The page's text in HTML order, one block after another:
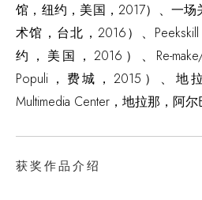
馆，纽约，美国，2017）、一
术馆，台北，2016）、
约，美国，2016）、Re-make/
Populi，费城，2015）、地
Multimedia Center，地拉那，阿尔
获奖作品介绍